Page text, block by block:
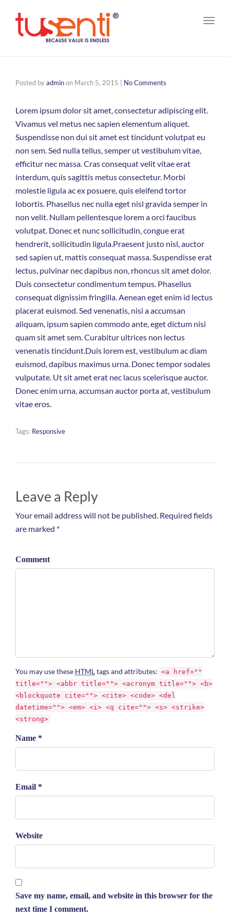
Posted byadminon March 5, 2015 No Comments
Lorem ipsum dolor sit amet, consectetur adipiscing elit.
Vivamus vel metus nec sapien elementum aliquet.
Suspendisse non dui sit amet est tincidunt volutpat eu
non sem. Sed nulla tellus, semper ut vestibulum vitae,
efficitur nec massa. Cras consequat velit vitae erat
interdum, quis sagittis metus consectetur. Morbi
molestie ligula ac ex posuere, quis eleifend tortor
lobortis. Phasellus nec nulla eget nisl gravida semper in
non velit. Nullam pellentesque lorem a orci faucibus
volutpat. Donec et nunc sollicitudin, congue erat
hendrerit, sollicitudin ligula.Praesent justo nisl, auctor
sed sapien ut, mattis consequat massa. Suspendisse erat
lectus, pulvinar nec dapibus non, rhoncus sit amet dolor.
Duis consectetur condimentum tempus. Phasellus
consequat dignissim fringilla. Aenean eget enim id lectus
placerat euismod. Sed venenatis, nisi a accumsan
aliquam, ipsum sapien commodo ante, eget dictum nisi
quam sit amet sem. Curabitur ultrices non lectus
venenatis tincidunt.Duis lorem est, vestibulum ac diam
euismod, dapibus maximus urna. Donec tempor sodales
vulputate. Ut sit amet erat nec lacus scelerisque auctor.
Donec enim urna, accumsan auctor porta at, vestibulum
vitae eros.
Tags: Responsive
Leave a Reply
Your email address will not be published. Required fields
are marked *
Comment
You may use these HTMLtags and attributes: <a href=""
title=""> <abbr title=""> <acronym title=""> <b>
<blockquote cite=""> <cite> <code> <del
datetime=""> <em> <i> <q cite=""> <s> <strike>
<strong>
Name *
Email *
Website
Save my name, email, and website in this browser for the
next time I comment.